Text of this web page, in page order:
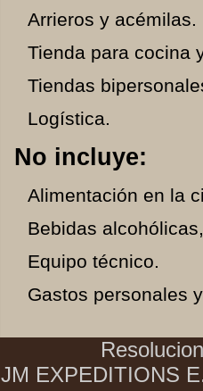
Arrieros y acémilas.
Tienda para cocina
Tiendas
Logística.
No incluye:
Alimentación en la
Bebidas
Equipo técnico.
Gastos personales
JM EXPEDITIONS